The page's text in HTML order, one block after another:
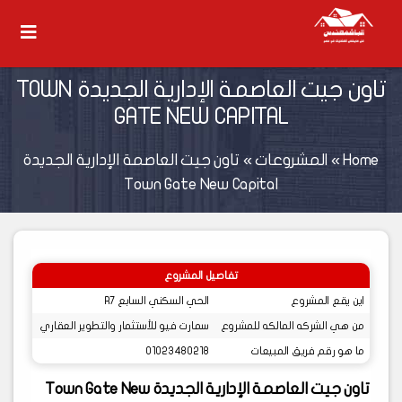
تاون جيت العاصمة الإدارية الجديدة TOWN
GATE NEW CAPITAL
Home
» المشروعات» تاون جيت العاصمة الإدارية الجديدة
Town Gate New Capital
تفاصيل المشروع
اين يقع المشروع الحي السكني السابع R7
من هي الشركه المالكه للمشروع سمارت فيو للأستثمار والتطوير العقاري
ما هو رقم فريق المبيعات 01023480218
تاون جيت العاصمة الإدارية الجديدة Town Gate New